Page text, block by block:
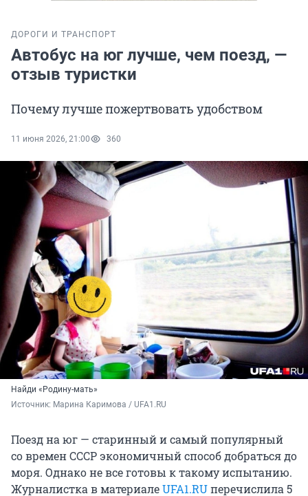
ДОРОГИ И ТРАНСПОРТ
Автобус на юг лучше, чем поезд, —
отзыв туристки
Почему лучше пожертвовать удобством
11 июня 2026, 21:00 360
Найди «Родину-мать»
Источник: Марина Каримова / UFA1.RU
Поезд на юг — старинный и самый популярный
со времен СССР экономичный способ добраться до
моря. Однако не все готовы к такому испытанию.
Журналистка в материалеUFA1.RUперечислила 5